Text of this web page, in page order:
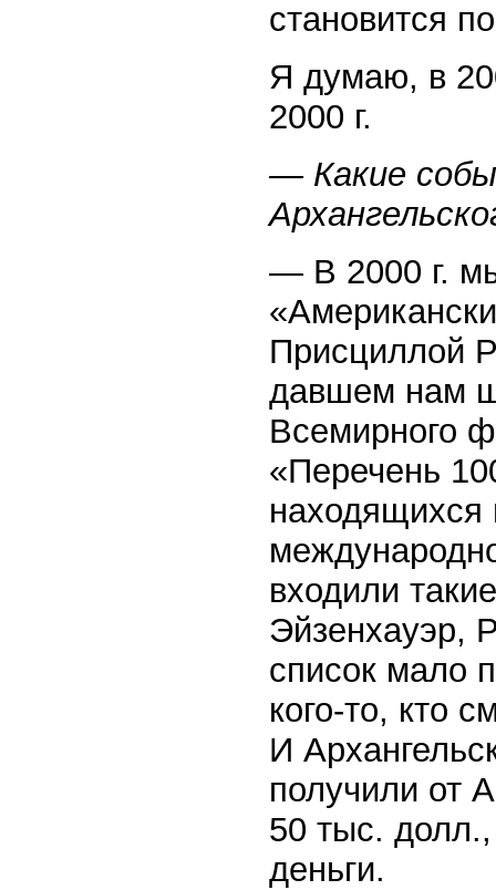
становится
Я думаю, в
2000 г.
— Какие
— В 2000 г.
Присциллой
давшем нам
Всемирного
«Перечень
находящихся
входили
Эйзенхауэр,
список мало
кого-то, кто
И
получили от
50 тыс.
деньги.